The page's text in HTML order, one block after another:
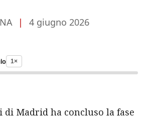
| 4 giugno 2026
1×
di Madrid ha concluso la fase